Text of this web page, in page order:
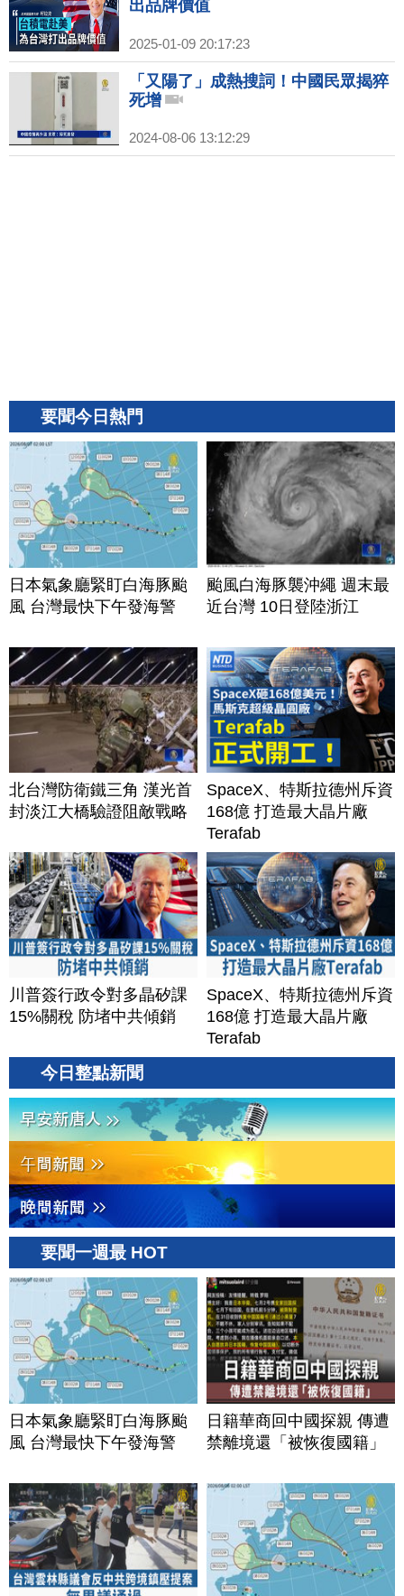
出品牌價值
2025-01-09 20:17:23
「又陽了」成熱搜詞！中國民眾揭猝
死增
2024-08-06 13:12:29
要聞今日熱門
日本氣象廳緊盯白海豚颱
風 台灣最快下午發海警
颱風白海豚襲沖繩 週末最
近台灣 10日登陸浙江
北台灣防衛鐵三角 漢光首
封淡江大橋驗證阻敵戰略
SpaceX、特斯拉德州斥資
168億 打造最大晶片廠
Terafab
川普簽行政令對多晶矽課
15%關稅 防堵中共傾銷
SpaceX、特斯拉德州斥資
168億 打造最大晶片廠
Terafab
今日整點新聞
要聞一週最 HOT
日本氣象廳緊盯白海豚颱
風 台灣最快下午發海警
日籍華商回中國探親 傳遭
禁離境還「被恢復國籍」